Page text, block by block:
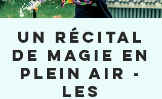
Un récital
de magie en
plein air -
Les